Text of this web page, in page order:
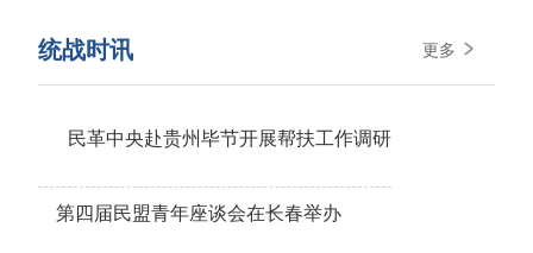
统战时讯 更多
民革中央赴贵州毕节开展帮扶工作调研
第四届民盟青年座谈会在长春举办